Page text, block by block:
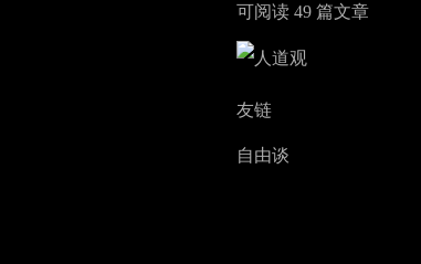
可阅读 49 篇文章
友链
自由谈